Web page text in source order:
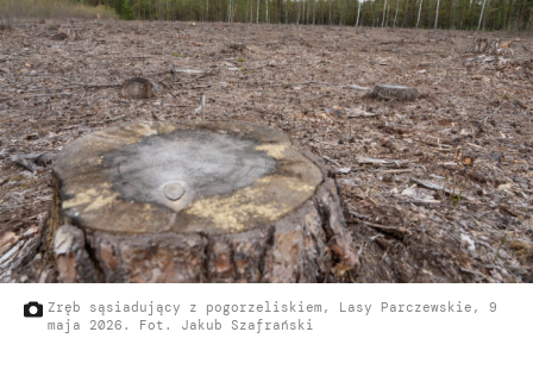
Zręb sąsiadujący z pogorzeliskiem, Lasy Parczewskie, 9
maja 2026. Fot. Jakub Szafrański